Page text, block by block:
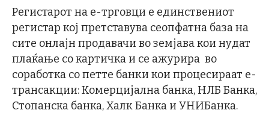
Регистарот на е-трговци е единствениот
регистар кој претставува сеопфатна база на
сите онлајн продавачи во земјава кои нудат
плаќање со картичка и се ажурира во
соработка со петте банки кои процесираат е-
трансакции: Комерцијална банка, НЛБ Банка,
Стопанска банка, Халк Банка и УНИБанка.